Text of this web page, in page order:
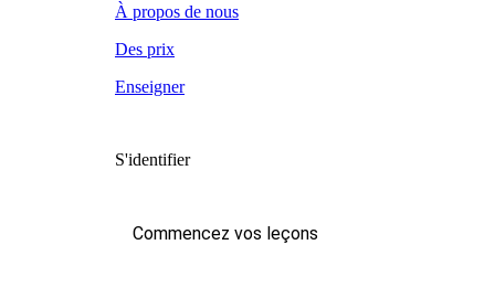
À propos de nous
Des prix
Enseigner
S'identifier
Commencez vos leçons